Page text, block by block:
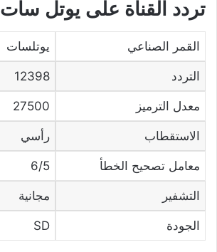
تردد القناة على يوتل سات
القمر الصناعي يوتلسات
التردد 12398
معدل الترميز 27500
الاستقطاب رأسي
معامل تصحيح الخطأ 6/5
التشفير مجانية
الجودة SD